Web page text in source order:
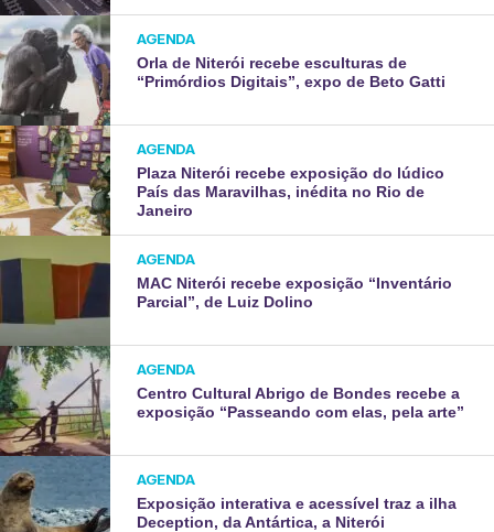
AGENDA
Orla de Niterói recebe esculturas de
“Primórdios Digitais”, expo de Beto Gatti
AGENDA
Plaza Niterói recebe exposição do lúdico
País das Maravilhas, inédita no Rio de
Janeiro
AGENDA
MAC Niterói recebe exposição “Inventário
Parcial”, de Luiz Dolino
AGENDA
Centro Cultural Abrigo de Bondes recebe a
exposição “Passeando com elas, pela arte”
AGENDA
Exposição interativa e acessível traz a ilha
Deception, da Antártica, a Niterói